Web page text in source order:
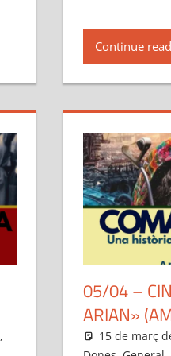
Continue
,
05/04 –
ARIAN»
15 de març